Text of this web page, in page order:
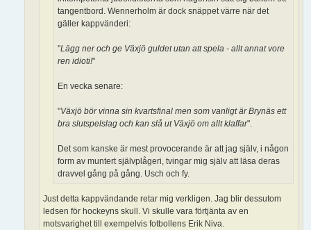
tangentbord. Wennerholm är dock snäppet värre när det
gäller kappvänderi:
"Lägg ner och ge Växjö guldet utan att spela - allt annat vore
ren idioti!"
En vecka senare:
"Växjö bör vinna sin kvartsfinal men som vanligt är Brynäs ett
bra slutspelslag och kan slå ut Växjö om allt klaffar".
Det som kanske är mest provocerande är att jag själv, i någon
form av muntert självplågeri, tvingar mig själv att läsa deras
dravvel gång på gång. Usch och fy.
Just detta kappvändande retar mig verkligen. Jag blir dessutom
ledsen för hockeyns skull. Vi skulle vara förtjänta av en
motsvarighet till exempelvis fotbollens Erik Niva.